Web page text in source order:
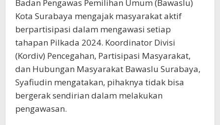
Badan Pengawas Pemilihan Umum (Bawaslu)
Kota Surabaya mengajak masyarakat aktif
berpartisipasi dalam mengawasi setiap
tahapan Pilkada 2024. Koordinator Divisi
(Kordiv) Pencegahan, Partisipasi Masyarakat,
dan Hubungan Masyarakat Bawaslu Surabaya,
Syafiudin mengatakan, pihaknya tidak bisa
bergerak sendirian dalam melakukan
pengawasan.